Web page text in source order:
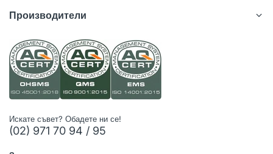
Производители
Искате съвет? Обадете ни се!
(02) 971 70 94 / 95